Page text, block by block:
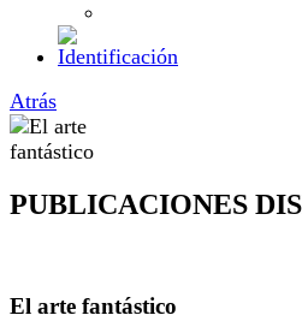
Atrás
PUBLICACIONES
El arte fantástico